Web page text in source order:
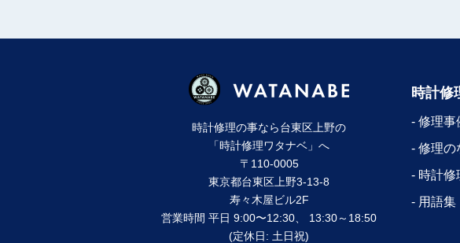
時計修理の事なら台東区上野の
「時計修理ワタナベ」へ
〒110-0005
東京都台東区上野3-13-8
寿々⽊屋ビル2F
営業時間 平⽇ 9:00〜12:30、 13:30～18:50
(定休⽇: ⼟⽇祝)
時計修
修理事
修理の
時計修
用語集